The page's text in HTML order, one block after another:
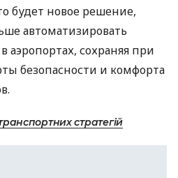
будет новое решение,
автоматизировать
аэропортах, сохраняя при
безопасности и комфорта
стратегій